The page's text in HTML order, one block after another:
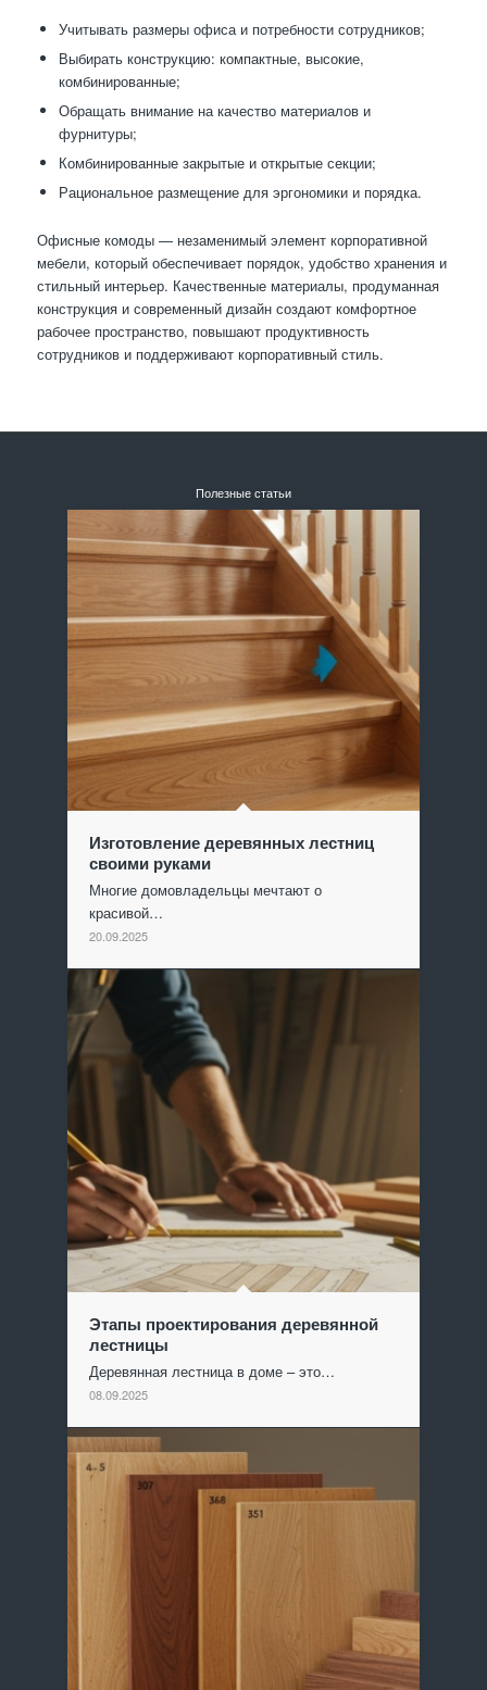
Учитывать размеры офиса и потребности сотрудников;
Выбирать конструкцию: компактные, высокие,
комбинированные;
Обращать внимание на качество материалов и
фурнитуры;
Комбинированные закрытые и открытые секции;
Рациональное размещение для эргономики и порядка.
Офисные комоды — незаменимый элемент корпоративной
мебели, который обеспечивает порядок, удобство хранения и
стильный интерьер. Качественные материалы, продуманная
конструкция и современный дизайн создают комфортное
рабочее пространство, повышают продуктивность
сотрудников и поддерживают корпоративный стиль.
Полезные статьи
Изготовление деревянных лестниц
своими руками
Многие домовладельцы мечтают о
красивой…
20.09.2025
Этапы проектирования деревянной
лестницы
Деревянная лестница в доме – это…
08.09.2025